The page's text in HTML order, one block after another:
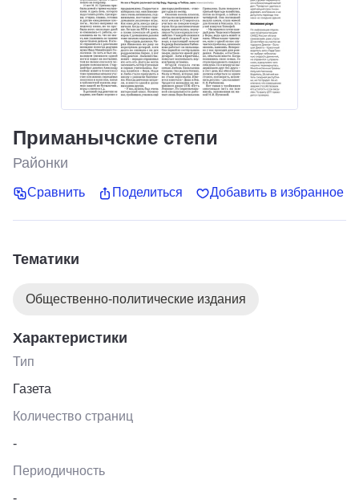
Приманычские степи
Районки
Сравнить Поделиться Добавить в избранное
Тематики
Общественно-политические издания
Характеристики
Тип
Газета
Количество страниц
-
Периодичность